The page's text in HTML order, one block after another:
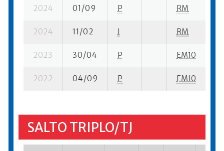
2024 01/09 P RM
2024 11/02 I RM
2023 30/04 P EM10
2022 04/09 P EM10
SALTO TRIPLO/TJ